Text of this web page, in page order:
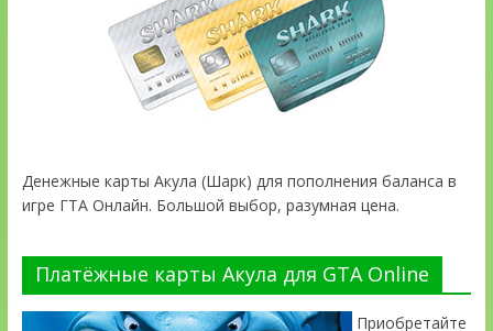
Денежные карты Акула (Шарк) для пополнения баланса в
игре ГТА Онлайн. Большой выбор, разумная цена.
Платёжные карты Акула для GTA Online
Приобретайте